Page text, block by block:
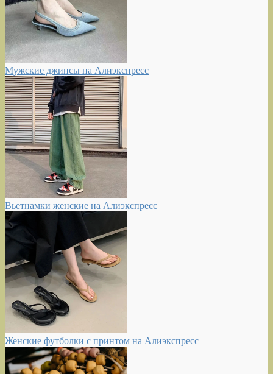
Мужские джинсы на Алиэкспресс
Вьетнамки женские на Алиэкспресс
Женские футболки с принтом на Алиэкспресс